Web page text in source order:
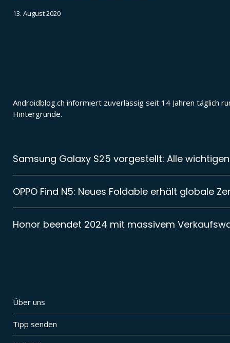
13. August 2020
Androidblog.ch informiert zuverlässig seit 14 Jahren täglich
Hintergründe.
Samsung Galaxy S25 vorgestellt: Alle
OPPO Find N5: Neues Foldable erhält globale
Honor beendet 2024 mit massivem
Über uns
Tipp senden